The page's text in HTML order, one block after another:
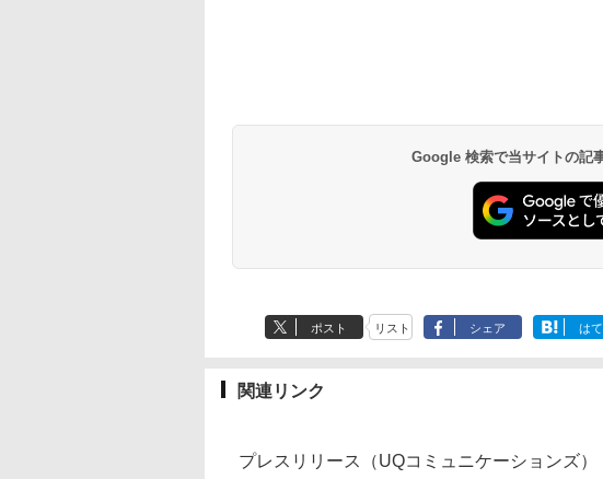
Google 検索で当サイトの記
ポスト リスト シェア は
関連リンク
プレスリリース（UQコミュニケーションズ）